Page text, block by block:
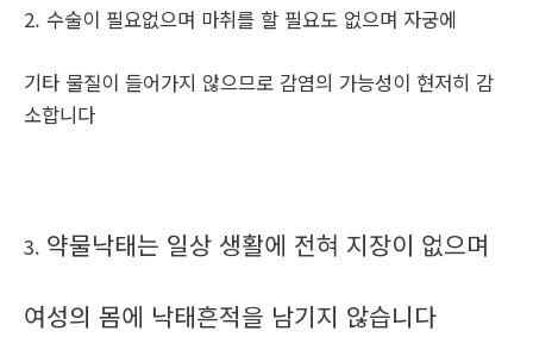
2. 수술이 필요없으며 마취를 할 필요도 없으며 자궁에
기타 물질이 들어가지 않으므로 감염의 가능성이 현저히 감
소합니다
3. 약물낙태는 일상 생활에 전혀 지장이 없으며
여성의 몸에 낙태흔적을 남기지 않습니다